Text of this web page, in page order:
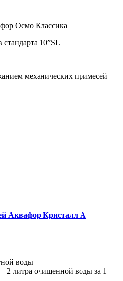
Осмо Классика
стандарта 10”SL
механических примесей
Аквафор Кристалл А
воды
2 литра очищенной воды за 1